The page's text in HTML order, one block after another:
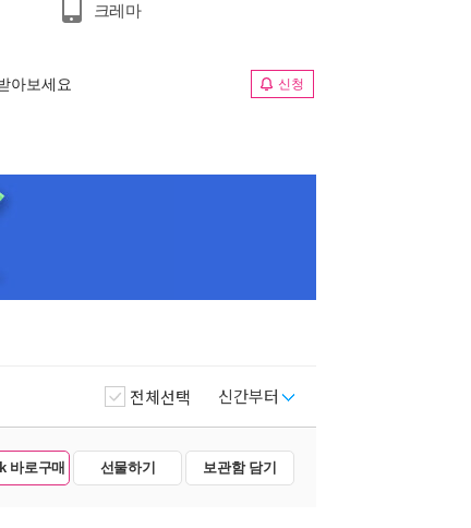
크레마
아보세요 신청
신간부터
전체선택
바로구매 선물하기 보관함 담기